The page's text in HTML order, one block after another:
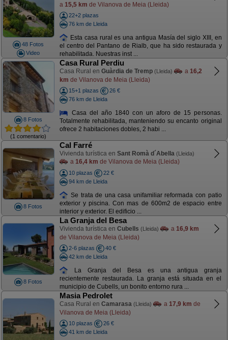
48 Fotos
Video
a 15,5 km de Vilanova de Meia (Lleida)
22+2 plazas
76 km de Lleida
Esta casa rural es una antigua Masía del siglo XIII, en
el centro del Pantano de Rialb, que ha sido restaurada y
rehabilitada. Nuestras inst ...
8 Fotos
(1 comentario)
Casa Rural Perdiu
Casa Rural en Guàrdia de Tremp (Lleida) a 16,2
km de Vilanova de Meia (Lleida)
15+1 plazas
26 €
76 km de Lleida
Casa del año 1840 con un aforo de 15 personas.
Totalmente rehabilitada, manteniendo su encanto original
ofrece 2 habitaciones dobles, 2 habi ...
8 Fotos
Cal Farré
Vivienda turística en Sant Romà d´Abella (Lleida)
a 16,4 km de Vilanova de Meia (Lleida)
10 plazas
22 €
94 km de Lleida
Se trata de una casa unifamiliar reformada con patio
exterior y piscina. Con mas de 600m2 de espacio entre
interior y exterior. El edificio ...
8 Fotos
La Granja del Besa
Vivienda turística en Cubells (Lleida) a 16,9 km
de Vilanova de Meia (Lleida)
2-6 plazas
40 €
42 km de Lleida
La Granja del Besa es una antigua granja
recientemente restaurada. La granja está situada en el
municipio de Cubells, un bonito entorno rura ...
Masia Pedrolet
Casa Rural en Camarasa (Lleida) a 17,9 km de
Vilanova de Meia (Lleida)
10 plazas
26 €
41 km de Lleida